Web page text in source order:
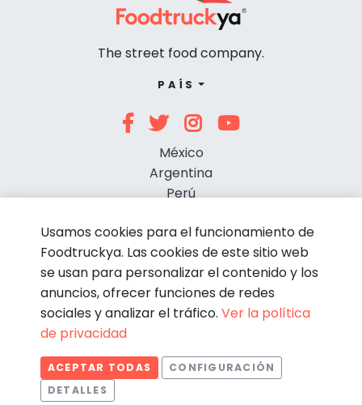
The street food company.
PAÍS
México
Argentina
Perú
© Foodtruckya 2026
Condiciones de contratación Política de privacidad
Aviso legal
Usamos cookies para el funcionamiento de
Foodtruckya. Las cookies de este sitio web
se usan para personalizar el contenido y los
anuncios, ofrecer funciones de redes
sociales y analizar el tráfico. Ver la política
de privacidad
ACEPTAR TODAS
CONFIGURACIÓN
DETALLES